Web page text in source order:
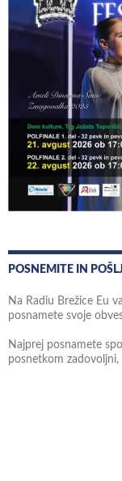
POSNEMITE IN
Na Radiu Brežice Eu
posnamete svoje
Najprej posnamete
posnetkom